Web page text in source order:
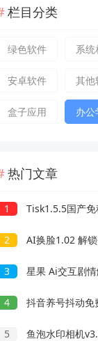
栏目分类
绿色软件 系统
安卓软件 其他
盒子应用 办公
热门文章
1 Tisk1.5.5国产
2 AI换脸1.02 解锁会
3 星果 Ai交互剧情解
4 抖音养号抖动免费
5 鱼泡水印相机